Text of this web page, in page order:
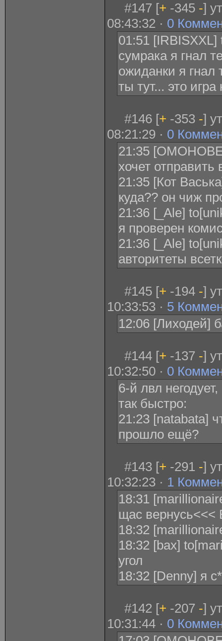
#147 [+ -345 -]
08:43:32 · 0
01:51 [IRBISXXL]
сумрака я гнал
ожиданки я гнал
ты тут... это
#146 [+ -353 -]
08:21:29 · 0
21:35
xочет
21:35 [Кот
куда?? он чиж
21:36 [_Ale]
я проверен
21:36 [_Ale]
авторитеты
#145 [+ -194 -]
10:33:53 · 5
12:06 [Лиходей]
#144 [+ -137 -]
10:32:50 · 0
6-й лвл
так быстро:
21:23 [natabata]
прошло ещё?
#143 [+ -291 -]
10:32:23 · 1
18:31
щас
18:32
18:32 [bax]
угол
18:32 [Denny] я
#142 [+ -207 -]
10:31:44 · 0